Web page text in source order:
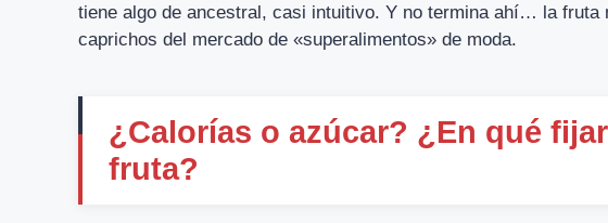
tiene algo de ancestral, casi intuitivo. Y no termina ahí… la fruta
caprichos del mercado de «superalimentos» de moda.
¿Calorías o azúcar? ¿En qué
fruta?